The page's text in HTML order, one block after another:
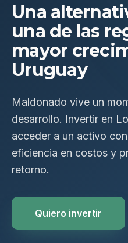
Una
una de las
mayor
Uruguay
Maldonado vive un
desarrollo. Invertir en
acceder a un activo
eficiencia en costos y
retorno.
Quiero invertir